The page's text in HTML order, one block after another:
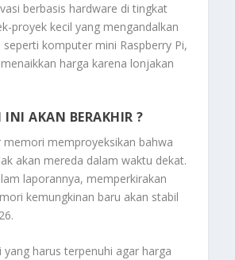
berbasis hardware di tingkat
proyek kecil yang mengandalkan
seperti komputer mini Raspberry Pi,
harga karena lonjakan
AKAN BERAKHIR ?
memori memproyeksikan bahwa
akan mereda dalam waktu dekat.
laporannya, memperkirakan
kemungkinan baru akan stabil
yang harus terpenuhi agar harga